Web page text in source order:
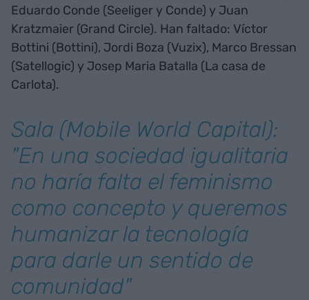
Eduardo Conde (Seeliger y Conde) y Juan
Kratzmaier (Grand Circle). Han faltado: Víctor
Bottini (Bottini), Jordi Boza (Vuzix), Marco Bressan
(Satellogic) y Josep Maria Batalla (La casa de
Carlota).
Sala (Mobile World Capital):
"En una sociedad igualitaria
no haría falta el feminismo
como concepto y queremos
humanizar la tecnología
para darle un sentido de
comunidad"